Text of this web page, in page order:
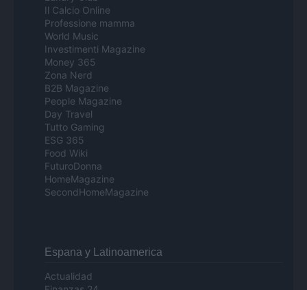
Il Calcio Online
Professione mamma
World Music
Investimenti Magazine
Money 365
Zona Nerd
B2B Magazine
People Magazine
Day Travel
Tutto Gaming
ESG 365
Food Wiki
FuturoDonna
HomeMagazine
SecondHomeMagazine
Espana y Latinoamerica
Actualidad